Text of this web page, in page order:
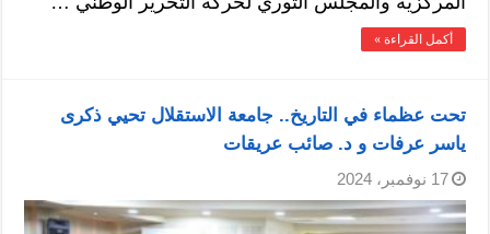
أكمل القراءة »
تحت عظماء في التاريخ.. جامعة الاستقلال تحيي ذكرى
ياسر عرفات و د. صائب عريقات
17 نوفمبر، 2024